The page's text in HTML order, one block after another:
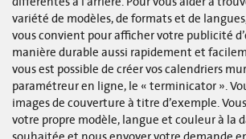
variété de modèles, de formats et de
vous convient pour afficher votre publicité
manière durable aussi rapidement et
vous est possible de créer vos calendriers
paramétreur en ligne, le « terminicator ».
images de couverture à titre d’exemple.
votre propre modèle, langue et couleur à la